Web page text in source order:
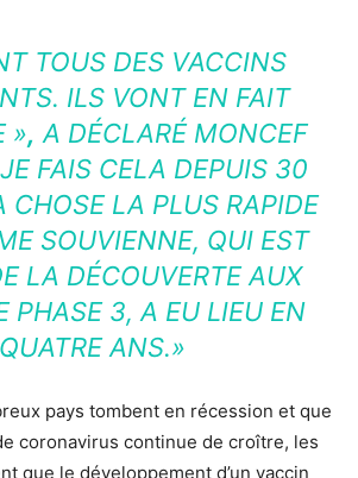
TOUS DES VACCINS
ILS VONT EN FAIT
», A DÉCLARÉ MONCEF
FAIS CELA DEPUIS 30
CHOSE LA PLUS RAPIDE
SOUVIENNE, QUI EST
LA DÉCOUVERTE AUX
PHASE 3, A EU LIEU EN
QUATRE ANS.»
pays tombent en récession et que
coronavirus continue de croître, les
que le développement d’un vaccin